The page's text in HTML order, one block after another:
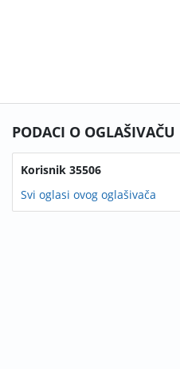
PODACI O OGLAŠIVAČU
Korisnik 35506
Svi oglasi ovog oglašivača